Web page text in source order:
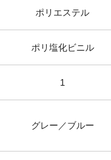
ポリエステル
ポリ塩化ビニル
1
グレー／ブルー